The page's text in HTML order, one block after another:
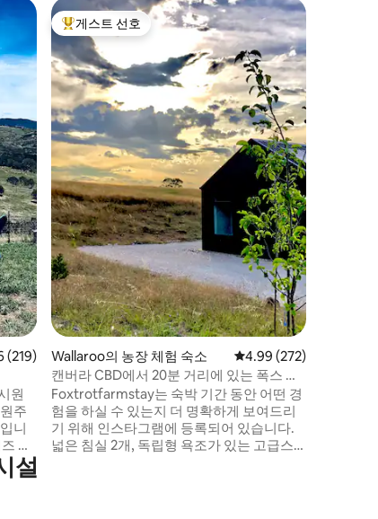
점(5점 만점), 후기 219개
(219)
원
주
니
냉
코
을
상위 게스트 선호
게스트 선호
Wallaroo의 농장 체험 숙소 평점 4.99점(5점 만점),
4.99 (272)
캔버라 CBD에서 20분 거리에 있는 폭스 트
롯 팜 스테이
Foxtrotfarmstay는 숙박 기간 동안 어떤 경
험을 하실 수 있는지 더 명확하게 보여드리
기 위해 인스타그램에 등록되어 있습니다.
넓은 침실 2개, 독립형 욕조가 있는 고급스
설